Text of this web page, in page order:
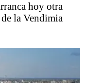
hoy otra
la Vendimia